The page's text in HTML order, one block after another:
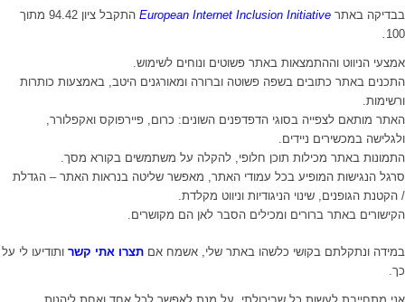
בבדיקה באתר European Internet Inclusion Initiative
התקבל ציון 94.42 מתוך
100
אמצעי הניווט וההתמצאות באתר פשוטים ונוחים לשימוש.
התכנים באתר כתובים בשפה פשוטה וברורה ומאורגנים היטב, באמצעות כותרות
ורשימות.
האתר מותאם לצפייה בסוגי הדפדפנים השונים: כרום, פיירפוקס ואקפלורר,
ולגלישה במכשירים ניידים.
התמונות באתר מכילות תוכן חלופי, להקלה על משתמשים בקורא מסך.
סרגל הנגישות המופיע בכל עמודי האתר, מאפשר שליטה בנראות האתר – הגדלת
/ הקטנת הגופנים, שינוי הניגודיות וניווט מקלדת.
הקישורים באתר ברורים ומכילים הסבר לאן הם מקושרים.
במידה ונתקלתם בקושי כלשהו באתר שלי, אשמח אם תצרו אתי קשר ותודיעו לי על
כך.